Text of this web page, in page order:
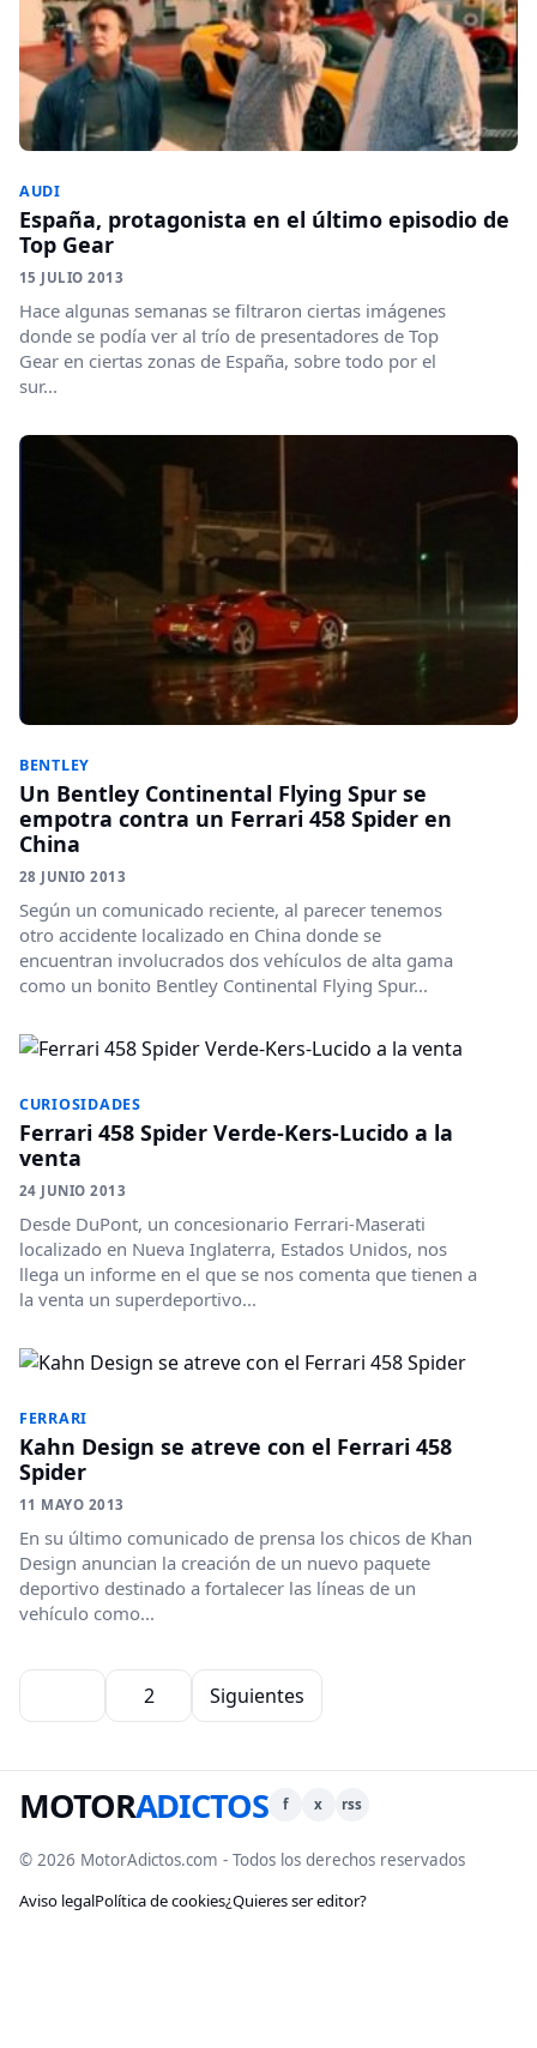
AUDI
España, protagonista en el último episodio de
Top Gear
15 JULIO 2013
Hace algunas semanas se filtraron ciertas imágenes
donde se podía ver al trío de presentadores de Top
Gear en ciertas zonas de España, sobre todo por el
sur...
BENTLEY
Un Bentley Continental Flying Spur se
empotra contra un Ferrari 458 Spider en
China
28 JUNIO 2013
Según un comunicado reciente, al parecer tenemos
otro accidente localizado en China donde se
encuentran involucrados dos vehículos de alta gama
como un bonito Bentley Continental Flying Spur...
CURIOSIDADES
Ferrari 458 Spider Verde-Kers-Lucido a la
venta
24 JUNIO 2013
Desde DuPont, un concesionario Ferrari-Maserati
localizado en Nueva Inglaterra, Estados Unidos, nos
llega un informe en el que se nos comenta que tienen a
la venta un superdeportivo...
FERRARI
Kahn Design se atreve con el Ferrari 458
Spider
11 MAYO 2013
En su último comunicado de prensa los chicos de Khan
Design anuncian la creación de un nuevo paquete
deportivo destinado a fortalecer las líneas de un
vehículo como...
Paginación de entradas
2 Siguientes
MOTORADICTOS f x rss
© 2026 MotorAdictos.com - Todos los derechos reservados
Aviso legalPolítica de cookies¿Quieres ser editor?